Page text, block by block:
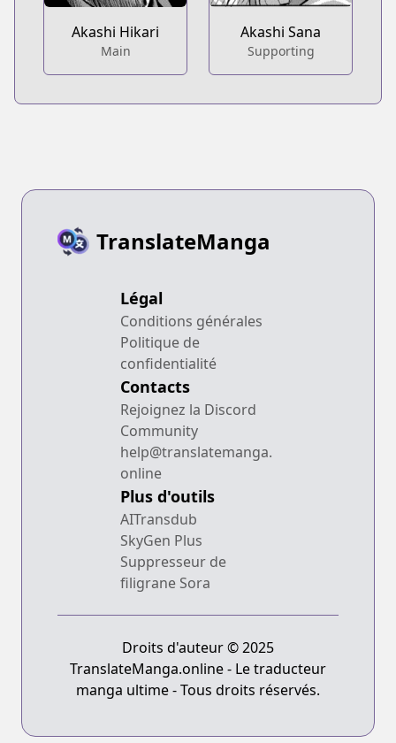
Akashi Hikari
Main
Akashi Sana
Supporting
TranslateManga
Légal
Conditions générales
Politique de
confidentialité
Contacts
Rejoignez la Discord
Community
help@translatemanga.
online
Plus d'outils
AITransdub
SkyGen Plus
Suppresseur de
filigrane Sora
Droits d'auteur © 2025
TranslateManga.online - Le traducteur
manga ultime - Tous droits réservés.